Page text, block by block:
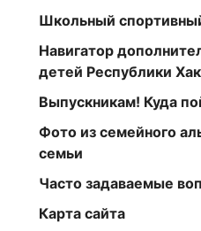
Школьный
Навигатор
детей Республики
Выпускникам! Куда
Фото из семейного
семьи
Часто задаваемые
Карта сайта